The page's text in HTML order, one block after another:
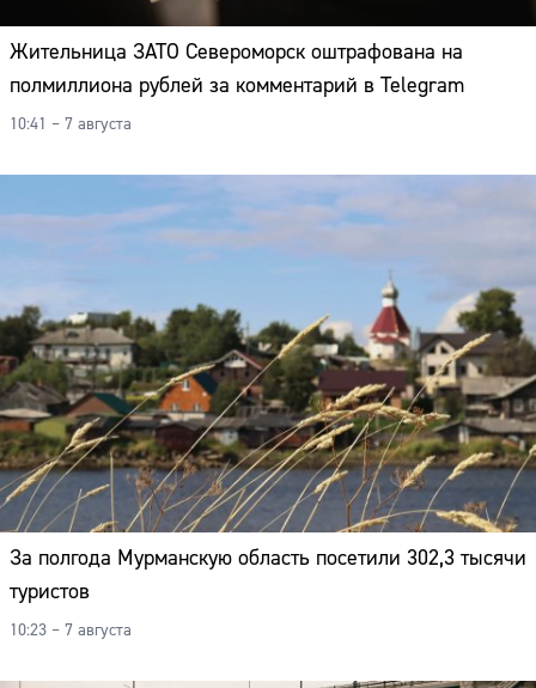
Жительница ЗАТО Североморск оштрафована на
полмиллиона рублей за комментарий в Telegram
10:41 – 7 августа
За полгода Мурманскую область посетили 302,3 тысячи
туристов
10:23 – 7 августа
Телефон: